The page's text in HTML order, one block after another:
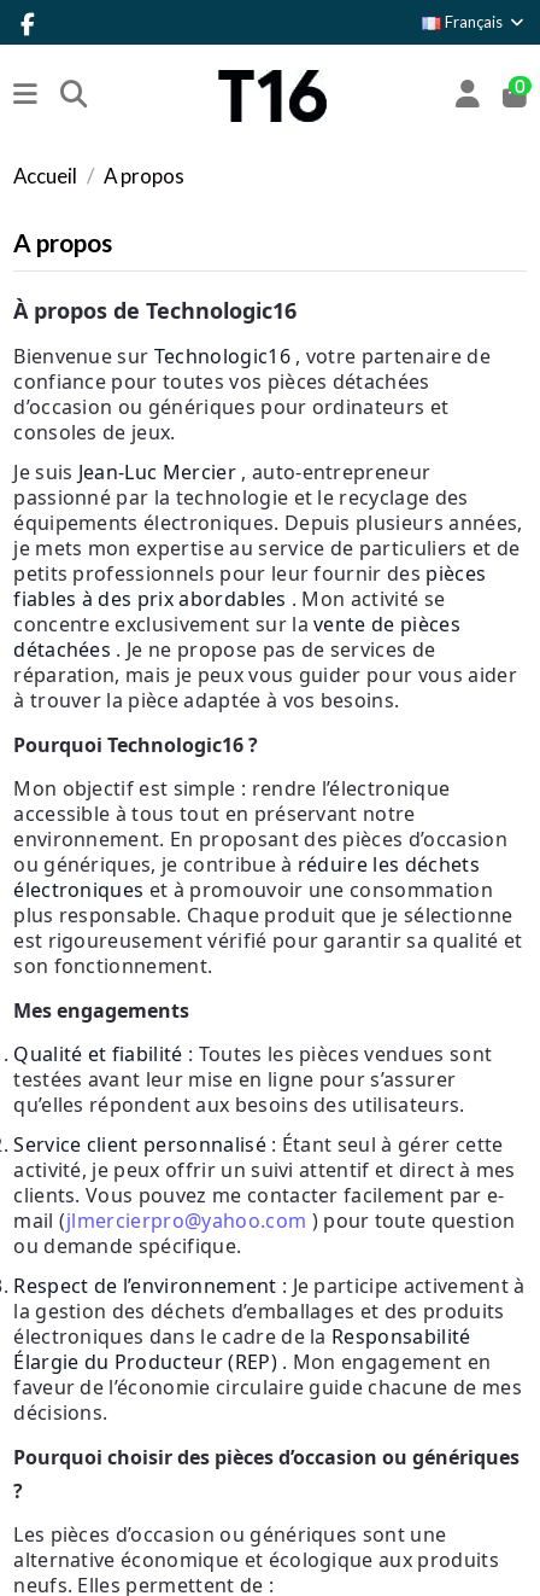
Français
0
Accueil A propos
A propos
À propos de Technologic16
Bienvenue sur Technologic16 , votre partenaire de
confiance pour toutes vos pièces détachées
d’occasion ou génériques pour ordinateurs et
consoles de jeux.
Je suis Jean-Luc Mercier , auto-entrepreneur
passionné par la technologie et le recyclage des
équipements électroniques. Depuis plusieurs années,
je mets mon expertise au service de particuliers et de
petits professionnels pour leur fournir des pièces
fiables à des prix abordables . Mon activité se
concentre exclusivement sur lavente de pièces
détachées . Je ne propose pas de services de
réparation, mais je peux vous guider pour vous aider
à trouver la pièce adaptée à vos besoins.
Pourquoi Technologic16 ?
Mon objectif est simple : rendre l’électronique
accessible à tous tout en préservant notre
environnement. En proposant des pièces d’occasion
ou génériques, je contribue à réduire les déchets
électroniques et à promouvoir une consommation
plus responsable. Chaque produit que je sélectionne
est rigoureusement vérifié pour garantir sa qualité et
son fonctionnement.
Mes engagements
Qualité et fiabilité : Toutes les pièces vendues sont
testées avant leur mise en ligne pour s’assurer
qu’elles répondent aux besoins des utilisateurs.
Service client personnalisé : Étant seul à gérer cette
activité, je peux offrir un suivi attentif et direct à mes
clients. Vous pouvez me contacter facilement par e-
mail (jlmercierpro@yahoo.com ) pour toute question
ou demande spécifique.
Respect de l’environnement : Je participe activement à
la gestion des déchets d’emballages et des produits
électroniques dans le cadre de la Responsabilité
Élargie du Producteur (REP) . Mon engagement en
faveur de l’économie circulaire guide chacune de mes
décisions.
Pourquoi choisir des pièces d’occasion ou génériques
?
Les pièces d’occasion ou génériques sont une
alternative économique et écologique aux produits
neufs. Elles permettent de :